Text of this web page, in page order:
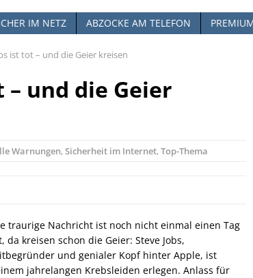
IM NETZ ABZOCKE AM TELEFON
ist tot – und die Geier kreisen
– und die Geier
Warnungen,Sicherheit im Internet,Top-Thema
traurige Nachricht ist noch nicht einmal einen Tag
da kreisen schon die Geier: Steve Jobs,
und genialer Kopf hinter Apple, ist
jahrelangen Krebsleiden erlegen. Anlass für